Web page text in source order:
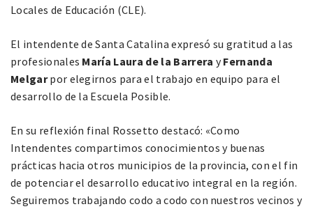
Locales de Educación (CLE).
El intendente de Santa Catalina expresó su gratitud a las
profesionales María Laura de la Barrera yFernanda
Melgarpor elegirnos para el trabajo en equipo para el
desarrollo de la Escuela Posible.
En su reflexión final Rossetto destacó: «Como
Intendentes compartimos conocimientos y buenas
prácticas hacia otros municipios de la provincia, con el fin
de potenciar el desarrollo educativo integral en la región.
Seguiremos trabajando codo a codo con nuestros vecinos y